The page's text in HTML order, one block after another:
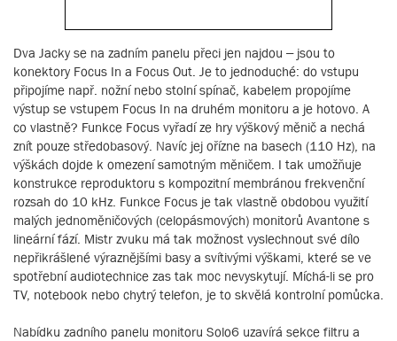
Dva Jacky se na zadním panelu přeci jen najdou – jsou to
konektory Focus In a Focus Out. Je to jednoduché: do vstupu
připojíme např. nožní nebo stolní spínač, kabelem propojíme
výstup se vstupem Focus In na druhém monitoru a je hotovo. A
co vlastně? Funkce Focus vyřadí ze hry výškový měnič a nechá
znít pouze středobasový. Navíc jej ořízne na basech (110 Hz), na
výškách dojde k omezení samotným měničem. I tak umožňuje
konstrukce reproduktoru s kompozitní membránou frekvenční
rozsah do 10 kHz. Funkce Focus je tak vlastně obdobou využití
malých jednoměničových (celopásmových) monitorů Avantone s
lineární fází. Mistr zvuku má tak možnost vyslechnout své dílo
nepřikrášlené výraznějšími basy a svítivými výškami, které se ve
spotřební audiotechnice zas tak moc nevyskytují. Míchá-li se pro
TV, notebook nebo chytrý telefon, je to skvělá kontrolní pomůcka.
Nabídku zadního panelu monitoru Solo6 uzavírá sekce filtru a